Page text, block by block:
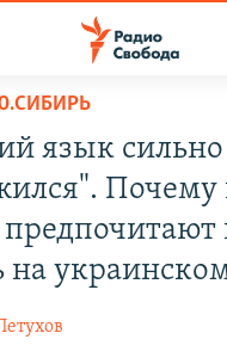
ПРОЕКТЫ
язык сильно
Почему
на